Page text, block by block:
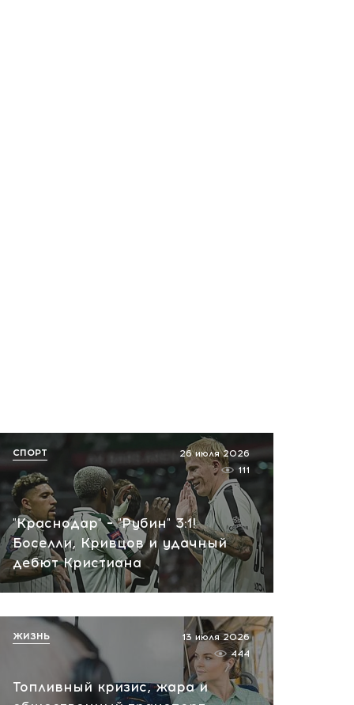
"Краснодар" – "Рубин" 3:1!
Боселли, Кривцов и удачный
дебют Кристиана
26 июля 2026
111
СПОРТ
Топливный кризис, жара и
13 июля 2026
444
ЖИЗНЬ